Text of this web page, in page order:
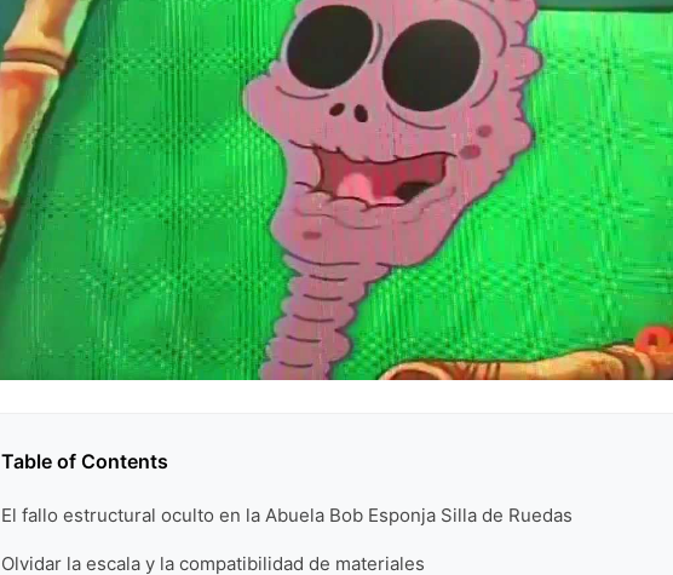
Table of Contents
El fallo estructural oculto en la Abuela Bob Esponja Silla de Ruedas
Olvidar la escala y la compatibilidad de materiales